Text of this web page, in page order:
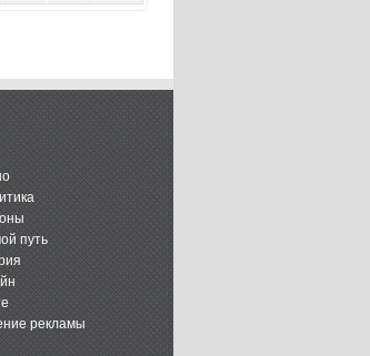
путь
рекламы